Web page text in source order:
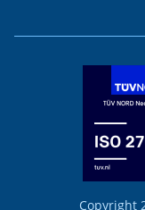
Copyright